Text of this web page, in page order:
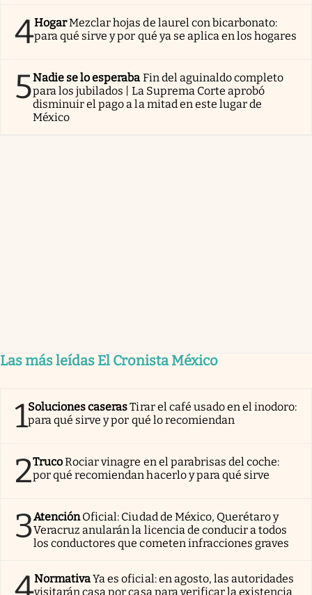
4HogarMezclar hojas de laurel con bicarbonato:
para qué sirve y por qué ya se aplica en los hogares
5Nadie se lo esperaba Fin del aguinaldo completo
para los jubilados | La Suprema Corte aprobó
disminuir el pago a la mitad en este lugar de
México
Las más leídas El Cronista México
1Soluciones caserasTirar el café usado en el inodoro:
para qué sirve y por qué lo recomiendan
2TrucoRociar vinagre en el parabrisas del coche:
por qué recomiendan hacerlo y para qué sirve
3AtenciónOficial: Ciudad de México, Querétaro y
Veracruz anularán la licencia de conducir a todos
los conductores que cometen infracciones graves
NormativaYa es oficial: en agosto, las autoridades
visitarán casa por casa para verificar la existencia